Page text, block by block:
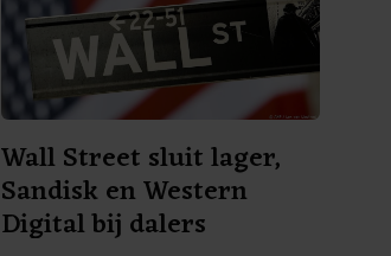
Wall Street sluit lager,
Sandisk en Western
Digital bij dalers